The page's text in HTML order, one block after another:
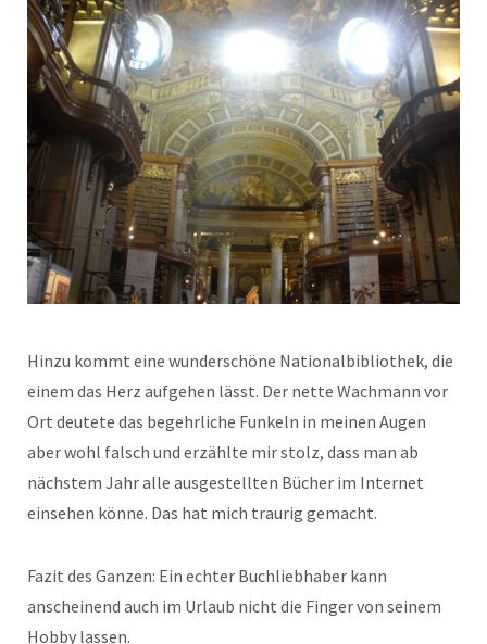
Hinzu kommt eine wunderschöne Nationalbibliothek, die
einem das Herz aufgehen lässt. Der nette Wachmann vor
Ort deutete das begehrliche Funkeln in meinen Augen
aber wohl falsch und erzählte mir stolz, dass man ab
nächstem Jahr alle ausgestellten Bücher im Internet
einsehen könne. Das hat mich traurig gemacht.
Fazit des Ganzen: Ein echter Buchliebhaber kann
anscheinend auch im Urlaub nicht die Finger von seinem
Hobby lassen.